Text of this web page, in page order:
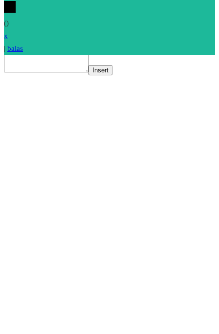
()
x
| balas
Insert